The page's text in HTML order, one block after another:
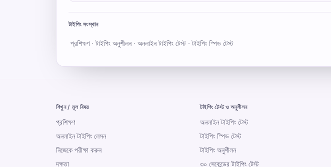
টাইপিং সংস্থান
প্রশিক্ষণ · টাইপিং অনুশীলন · অনলাইন টাইপিং টেস্ট · টাইপিং স্পিড টেস্ট
শিখুন / মূল বিষয়
প্রশিক্ষণ
অনলাইন টাইপিং লেসন
নিজেকে পরীক্ষা করুন
দক্ষতা
টাইপিং টেস্ট ও অনুশীলন
অনলাইন টাইপিং টেস্ট
টাইপিং স্পিড টেস্ট
টাইপিং অনুশীলন
৩০ সেকেন্ডের টাইপিং টেস্ট